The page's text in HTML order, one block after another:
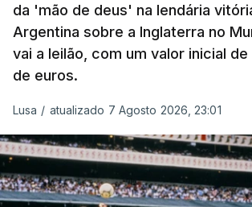
da 'mão de deus' na lendária
Argentina sobre a Inglaterra no
vai a leilão, com um valor inicial de
de euros.
Lusa / atualizado 7 Agosto 2026, 23:01